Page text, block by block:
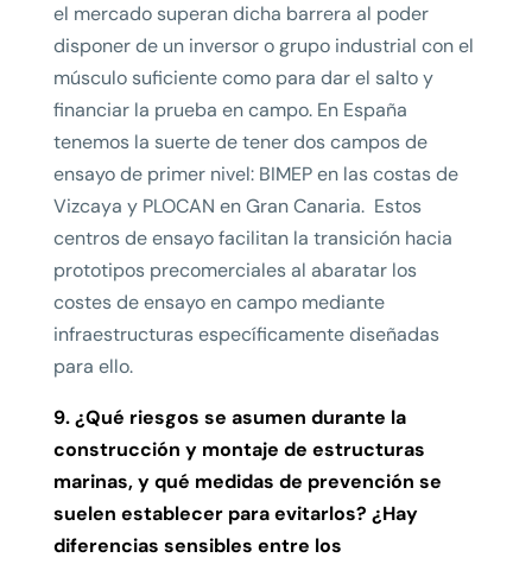
el mercado superan dicha barrera al poder
disponer de un inversor o grupo industrial con el
músculo suficiente como para dar el salto y
financiar la prueba en campo. En España
tenemos la suerte de tener dos campos de
ensayo de primer nivel: BIMEP en las costas de
Vizcaya y PLOCAN en Gran Canaria. Estos
centros de ensayo facilitan la transición hacia
prototipos precomerciales al abaratar los
costes de ensayo en campo mediante
infraestructuras específicamente diseñadas
para ello.
9. ¿Qué riesgos se asumen durante la
construcción y montaje de estructuras
marinas, y qué medidas de prevención se
suelen establecer para evitarlos? ¿Hay
diferencias sensibles entre los